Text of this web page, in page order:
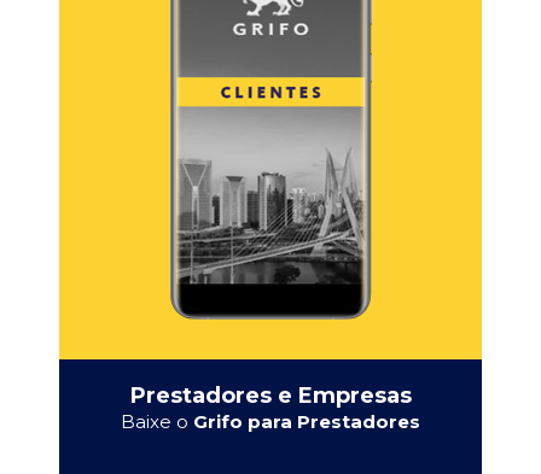
Prestadores e Empresas
Baixe o Grifo para Prestadores